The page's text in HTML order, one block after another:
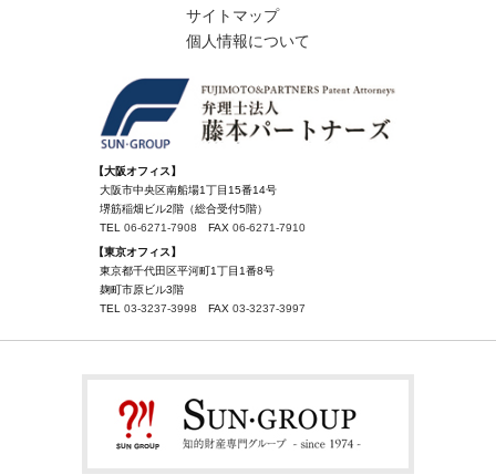
サイトマップ
個人情報について
【大阪オフィス】
大阪市中央区南船場1丁目15番14号
堺筋稲畑ビル2階（総合受付5階）
TEL 06-6271-7908 FAX 06-6271-7910
【東京オフィス】
東京都千代田区平河町1丁目1番8号
麹町市原ビル3階
TEL 03-3237-3998 FAX 03-3237-3997